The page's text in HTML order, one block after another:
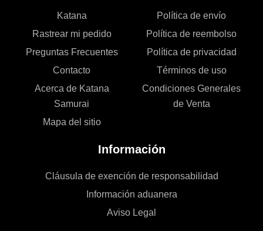
Katana
Rastrear mi pedido
Preguntas Frecuentes
Contacto
Acerca de Katana
Samurai
Mapa del sitio
Política de envío
Política de reembolso
Política de privacidad
Términos de uso
Condiciones Generales
de Venta
Información
Cláusula de exención de responsabilidad
Información aduanera
Aviso Legal